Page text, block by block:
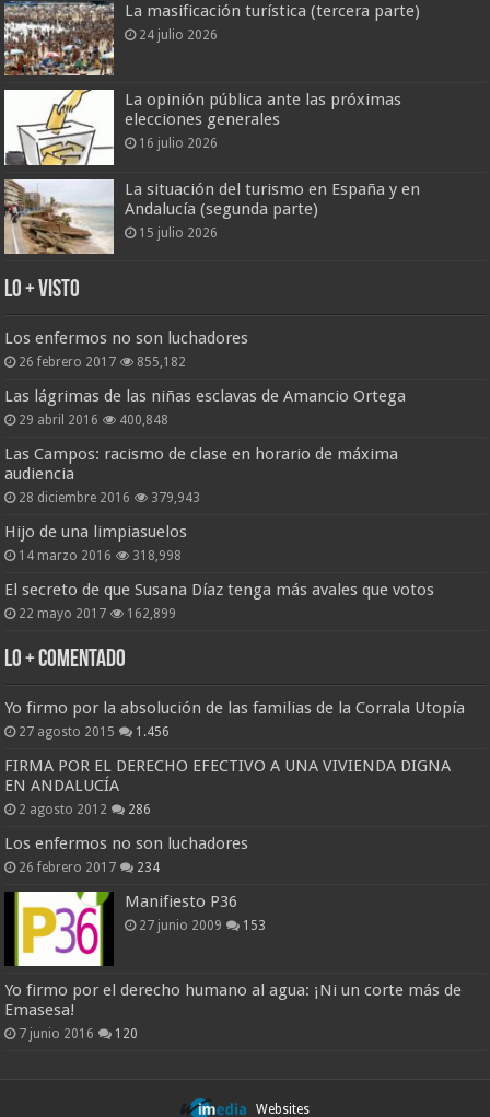
La masificación turística (tercera parte)
24 julio 2026
La opinión pública ante las próximas
elecciones generales
16 julio 2026
La situación del turismo en España y en
Andalucía (segunda parte)
15 julio 2026
Lo + Visto
Los enfermos no son luchadores
26 febrero 2017 855,182
Las lágrimas de las niñas esclavas de Amancio Ortega
29 abril 2016 400,848
Las Campos: racismo de clase en horario de máxima
audiencia
28 diciembre 2016 379,943
Hijo de una limpiasuelos
14 marzo 2016 318,998
El secreto de que Susana Díaz tenga más avales que votos
22 mayo 2017 162,899
Lo + Comentado
Yo firmo por la absolución de las familias de la Corrala Utopía
27 agosto 2015 1.456
FIRMA POR EL DERECHO EFECTIVO A UNA VIVIENDA DIGNA
EN ANDALUCÍA
2 agosto 2012 286
Los enfermos no son luchadores
26 febrero 2017 234
Manifiesto P36
27 junio 2009 153
Yo firmo por el derecho humano al agua: ¡Ni un corte más de
Emasesa!
7 junio 2016 120
Websites